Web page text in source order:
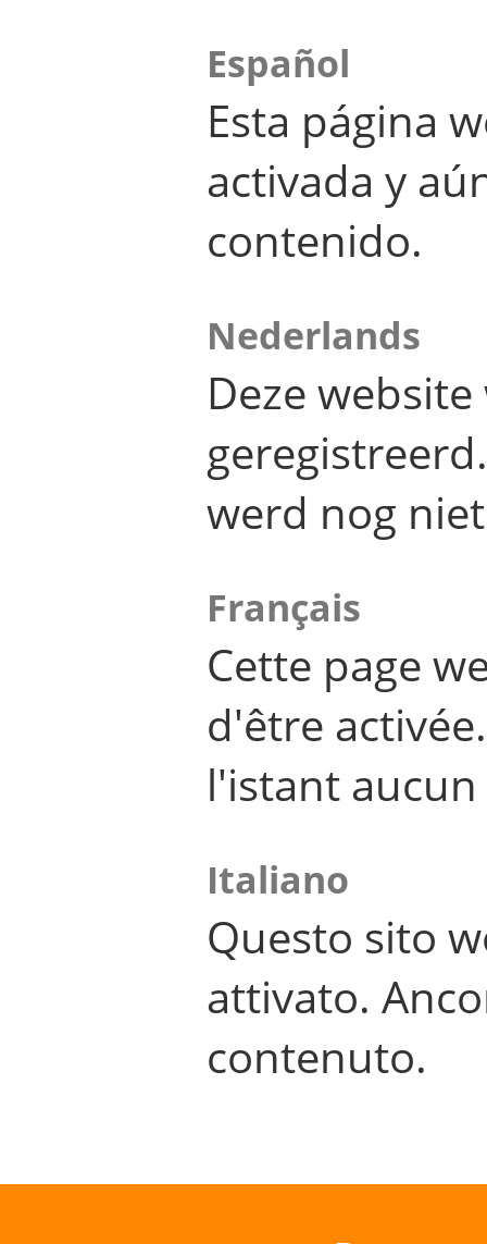
Español
Esta página
activada y
contenido.
Nederlands
Deze
werd nog
Français
Cette page
d'être
l'istant
Italiano
Questo sito
attivato.
contenuto.